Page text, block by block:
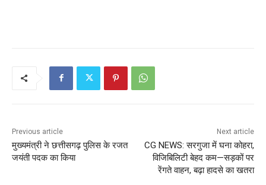
Previous article
मुख्यमंत्री ने छत्तीसगढ़ पुलिस के रजत
जयंती पदक का किया
Next article
CG NEWS: सरगुजा में घना कोहरा,
विजिबिलिटी बेहद कम—सड़कों पर
रेंगते वाहन, बढ़ा हादसे का खतरा